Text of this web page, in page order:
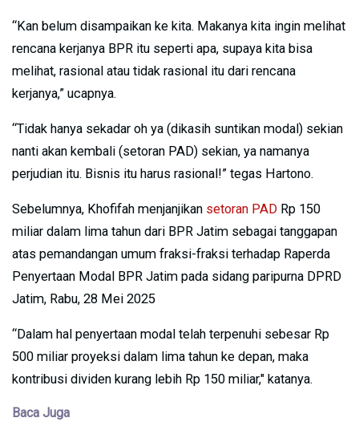
“Kan belum disampaikan ke kita. Makanya kita ingin melihat
rencana kerjanya BPR itu seperti apa, supaya kita bisa
melihat, rasional atau tidak rasional itu dari rencana
kerjanya,” ucapnya.
“Tidak hanya sekadar oh ya (dikasih suntikan modal) sekian
nanti akan kembali (setoran PAD) sekian, ya namanya
perjudian itu. Bisnis itu harus rasional!” tegas Hartono.
Sebelumnya, Khofifah menjanjikan setoran PAD Rp 150
miliar dalam lima tahun dari BPR Jatim sebagai tanggapan
atas pemandangan umum fraksi-fraksi terhadap Raperda
Penyertaan Modal BPR Jatim pada sidang paripurna DPRD
Jatim, Rabu, 28 Mei 2025
“Dalam hal penyertaan modal telah terpenuhi sebesar Rp
500 miliar proyeksi dalam lima tahun ke depan, maka
kontribusi dividen kurang lebih Rp 150 miliar," katanya.
Baca Juga